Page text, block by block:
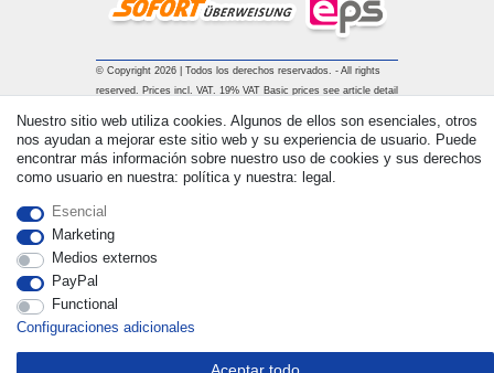
© Copyright 2026 | Todos los derechos reservados. - All rights
reserved. Prices incl. VAT. 19% VAT Basic prices see article detail
Nuestro sitio web utiliza cookies. Algunos de ellos son esenciales, otros
nos ayudan a mejorar este sitio web y su experiencia de usuario. Puede
encontrar más información sobre nuestro uso de cookies y sus derechos
como usuario en nuestra: política y nuestra: legal.
Esencial
Marketing
Medios externos
PayPal
Functional
Configuraciones adicionales
Withdraw from contract here Contacto